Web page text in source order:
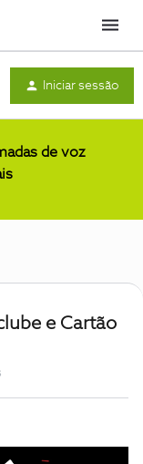
Menu
Iniciar sessão
de voz
e Cartão